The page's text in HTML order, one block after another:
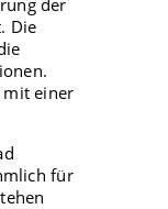
Die
mit einer
für